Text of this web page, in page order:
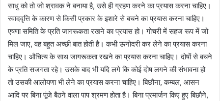
साधु को तो जो श्रावक ने बनाया है, उसे ही ग्रहण करने का प्रयास करना चाहिए।
स्वादवृत्ति के कारण से किसी प्रकार के इशारे से बचने का प्रयास करना चाहिए।
एषणा समिति के प्रति जागरूकता रखने का प्रयास हो। गोचरी में सहज रूप में जो
मिल जाए, वह बहुत अच्छी बात होती है। कभी ऊनोदरी कर लेने का प्रयास करना
चाहिए। औचित्य के साथ जागरूकता रखने का प्रयास करना चाहिए। दोषों से बचने
के प्रति सजगता रहे। उसके बाद भी यदि लगे कि कोई दोष लगने की संभावना हो
तो उसकी आलोयणा भी लेने का प्रयास करना चाहिए। बिछौना, कम्बल, आसन
आदि पर बिना पूंजे बैठने वाला पाप श्रमण होता है। बिना प्रमार्जन किए हुए बिछौने,